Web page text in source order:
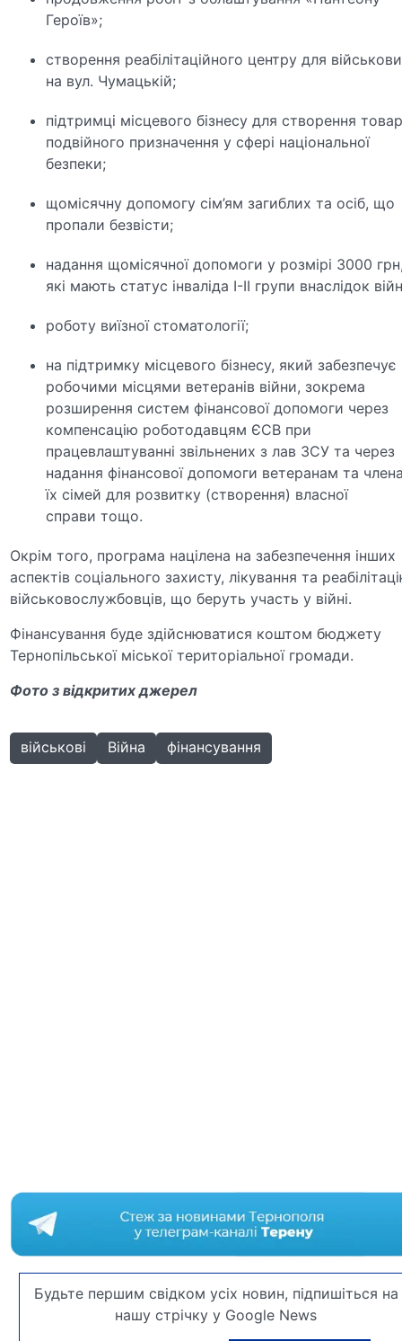
Героїв»;
створення реабілітаційного центру для
на вул. Чумацькій;
підтримці місцевого бізнесу для створення
подвійного призначення у сфері національної
безпеки;
щомісячну допомогу сім’ям загиблих та осіб, що
пропали безвісти;
надання щомісячної допомоги у розмірі 3000
які мають статус інваліда I-II групи внаслідок
роботу виїзної стоматології;
на підтримку місцевого бізнесу, який забезпечує
робочими місцями ветеранів війни, зокрема
розширення систем фінансової допомоги через
компенсацію роботодавцям ЄСВ при
працевлаштуванні звільнених з лав ЗСУ та через
надання фінансової допомоги ветеранам та
їх сімей для розвитку (створення) власної
справи тощо.
Окрім того, програма націлена на забезпечення інших
аспектів соціального захисту, лікування та
військовослужбовців, що беруть участь у війні.
Фінансування буде здійснюватися коштом бюджету
Тернопільської міської територіальної громади.
Фото з відкритих джерел
військові Війна фінансування
Будьте першим свідком усіх новин, підпишіться на
нашу стрічку у Google News